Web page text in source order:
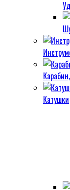
Катушки